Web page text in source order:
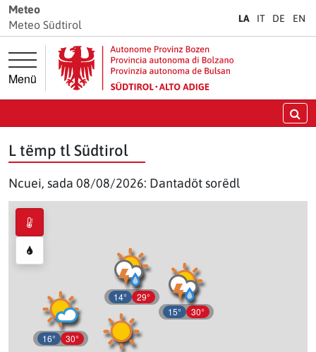
Jì diretamënter ala navigazion prinzipela
Jì diretamënter al cuntenut
Meteo
Meteo Südtirol
LA IT DE EN
Menü
L tëmp tl Südtirol
Ncuei, sada 08/08/2026: Dantadöt sorëdl
16° 30°
14° 29°
15° 30°